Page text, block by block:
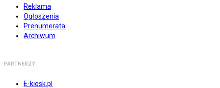
Reklama
Ogłoszenia
Prenumerata
Archiwum
PARTNERZY
E-kiosk.pl